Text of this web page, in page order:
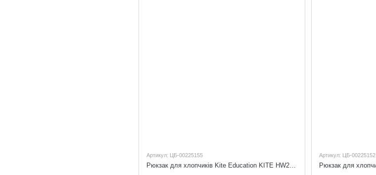
Артикул: ЦБ-00225155
Рюкзак для хлопчиків Kite Education KITE HW22-555S
Артикул: ЦБ-00225152